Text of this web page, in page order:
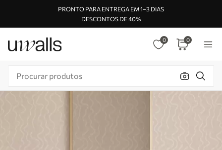
PRONTO PARA ENTREGA EM 1–3 DIAS
DESCONTOS DE 40%
0 0